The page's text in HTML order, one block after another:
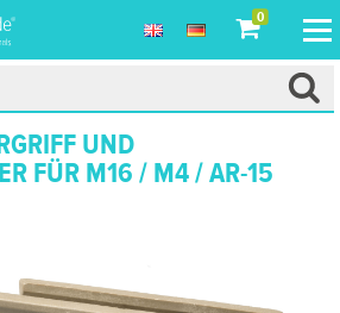
0
UND
FÜR M16 / M4 / AR-15